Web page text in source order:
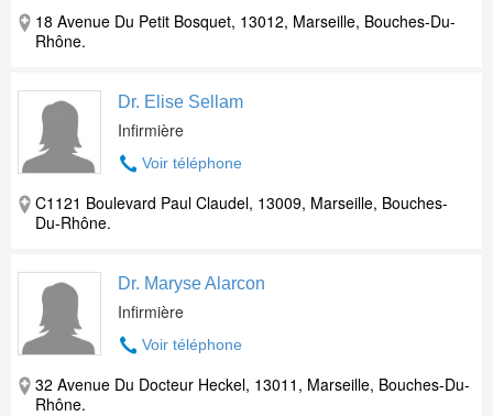
18 Avenue Du Petit Bosquet, 13012, Marseille, Bouches-Du-
Rhône.
Dr. Elise Sellam
Infirmière
Voir téléphone
C1121 Boulevard Paul Claudel, 13009, Marseille, Bouches-
Du-Rhône.
Dr. Maryse Alarcon
Infirmière
Voir téléphone
32 Avenue Du Docteur Heckel, 13011, Marseille, Bouches-Du-
Rhône.